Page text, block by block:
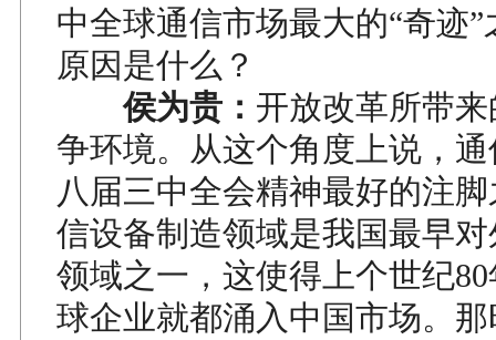
中全球通信市场最大的“奇迹
原因是什么？
侯为贵： 开放改革所带
争环境。从这个角度上说，
八届三中全会精神最好的注
信设备制造领域是我国最早
领域之一，这使得上个世纪
球企业就都涌入中国市场。